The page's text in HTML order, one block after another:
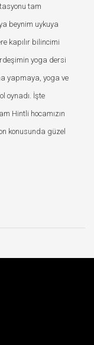
tam
beynim uykuya
kapılır bilincimi
yoga dersi
yapmaya, yoga ve
oynadı. İşte
Hintli hocamızın
konusunda güzel